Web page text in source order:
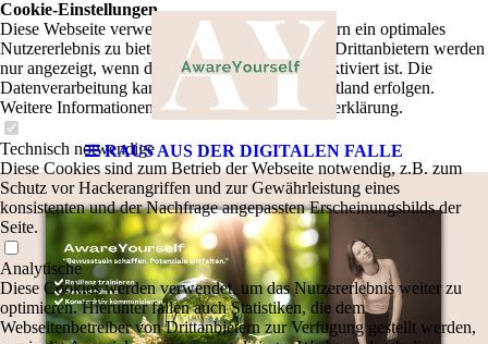
RAUS AUS DER DIGITALEN FALLE
Cookie-Einstellungen
Diese Webseite verwendet Cookies, um Besuchern ein optimales
Nutzererlebnis zu bieten. Bestimmte Inhalte von Drittanbietern werden
nur angezeigt, wenn die entsprechende Option aktiviert ist. Die
Datenverarbeitung kann dann auch in einem Drittland erfolgen.
Weitere Informationen hierzu in der Datenschutzerklärung.
Technisch notwendige
Diese Cookies sind zum Betrieb der Webseite notwendig, z.B. zum
Schutz vor Hackerangriffen und zur Gewährleistung eines
konsistenten und der Nachfrage angepassten Erscheinungsbilds der
Seite.
Analytische
Diese Cookies werden verwendet, um das Nutzererlebnis weiter zu
optimieren. Hierunter fallen auch Statistiken, die dem
Webseitenbetreiber von Drittanbietern zur Verfügung gestellt werden,